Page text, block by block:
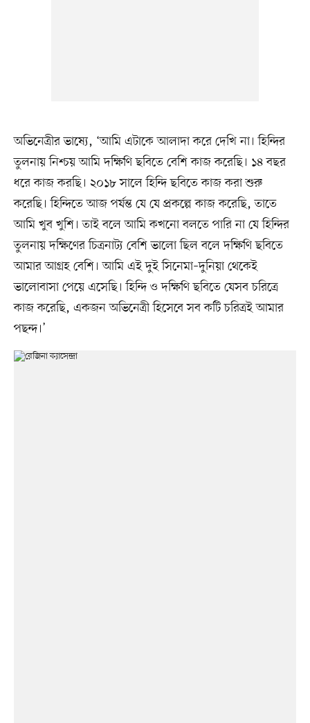
অভিনেত্রীর ভাষ্যে, ‘আমি এটাকে আলাদা করে দেখি না। হিন্দির
তুলনায় নিশ্চয় আমি দক্ষিণি ছবিতে বেশি কাজ করেছি। ১৪ বছর
ধরে কাজ করছি। ২০১৮ সালে হিন্দি ছবিতে কাজ করা শুরু
করেছি। হিন্দিতে আজ পর্যন্ত যে যে প্রকল্পে কাজ করেছি, তাতে
আমি খুব খুশি। তাই বলে আমি কখনো বলতে পারি না যে হিন্দির
তুলনায় দক্ষিণের চিত্রনাট্য বেশি ভালো ছিল বলে দক্ষিণি ছবিতে
আমার আগ্রহ বেশি। আমি এই দুই সিনেমা–দুনিয়া থেকেই
ভালোবাসা পেয়ে এসেছি। হিন্দি ও দক্ষিণি ছবিতে যেসব চরিত্রে
কাজ করেছি, একজন অভিনেত্রী হিসেবে সব কটি চরিত্রই আমার
পছন্দ।’